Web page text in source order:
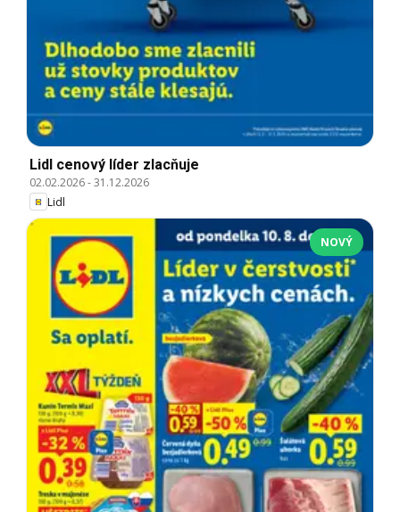
Lidl cenový líder zlacňuje
02.02.2026-31.12.2026
Lidl
NOVÝ